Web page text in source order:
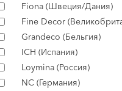
Fiona (Швеция/Дания)
Fine Decor
Grandeco (Бельгия)
ICH (Испания)
Loymina (Россия)
NC (Германия)